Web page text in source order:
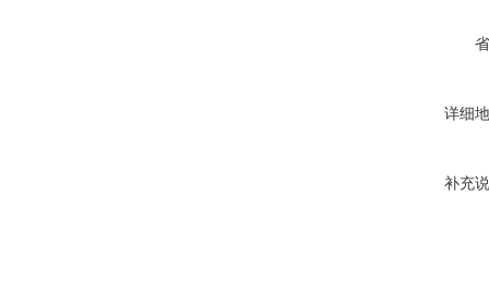
详细
补充